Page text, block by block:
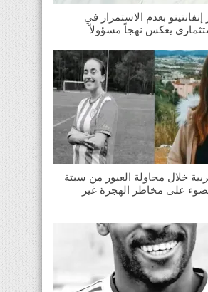
بعدم الاستمرار في
يعكس نهجاً مسؤولاً
خلال محاولة العبور من سبتة
على مخاطر الهجرة غير